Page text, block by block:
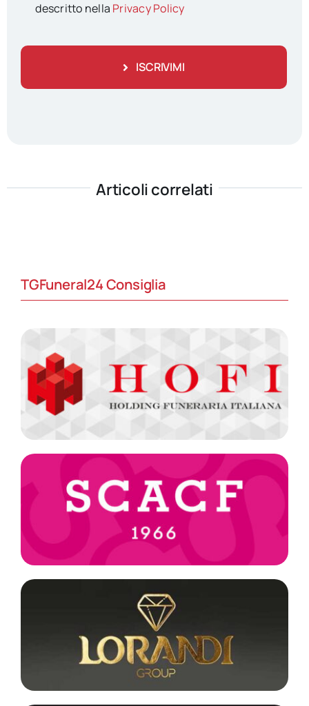
descritto nella Privacy Policy
ISCRIVIMI
Articoli correlati
TGFuneral24 Consiglia